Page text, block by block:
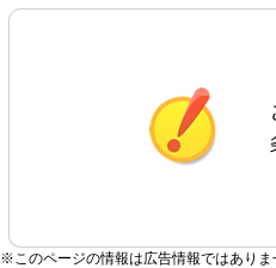
※このページの情報は広告情報ではありま